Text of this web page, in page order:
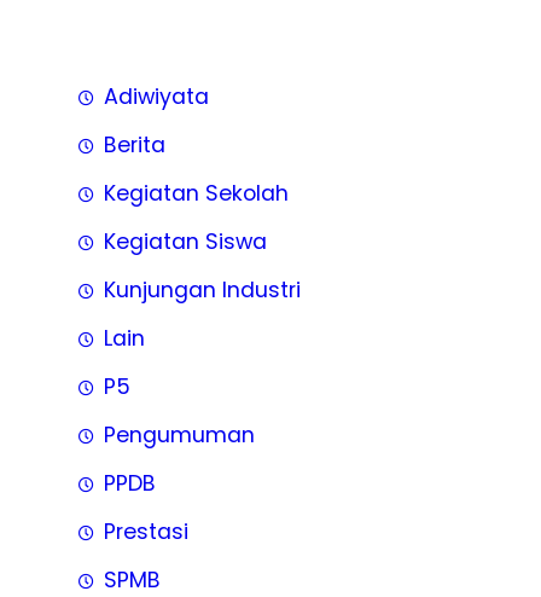
Adiwiyata
Berita
Kegiatan Sekolah
Kegiatan Siswa
Kunjungan Industri
Lain
P5
Pengumuman
PPDB
Prestasi
SPMB